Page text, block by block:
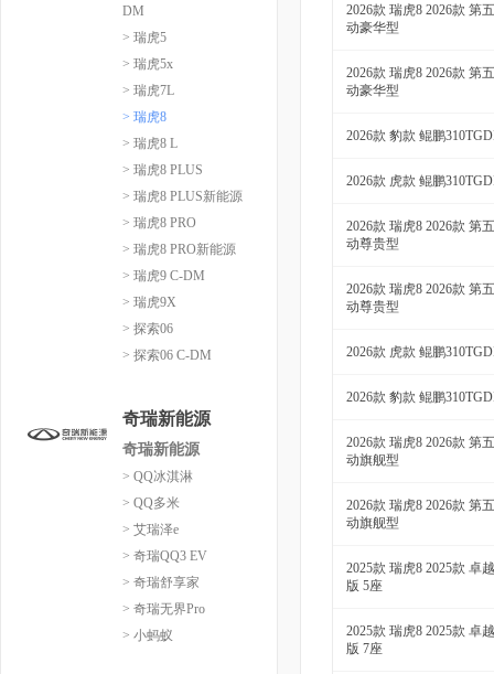
DM
> 瑞虎5
> 瑞虎5x
> 瑞虎7L
> 瑞虎8
> 瑞虎8 L
> 瑞虎8 PLUS
> 瑞虎8 PLUS新能源
> 瑞虎8 PRO
> 瑞虎8 PRO新能源
> 瑞虎9 C-DM
> 瑞虎9X
> 探索06
> 探索06 C-DM
奇瑞新能源
奇瑞新能源
> QQ冰淇淋
> QQ多米
> 艾瑞泽e
> 奇瑞QQ3 EV
> 奇瑞舒享家
> 奇瑞无界Pro
> 小蚂蚁
2026款 瑞虎8 2026款 第
动豪华型
2026款 瑞虎8 2026款 第
动豪华型
2026款 豹款 鲲鹏
2026款 虎款 鲲鹏
2026款 瑞虎8 2026款 第
动尊贵型
2026款 瑞虎8 2026款 第
动尊贵型
2026款 虎款 鲲鹏
2026款 豹款 鲲鹏
2026款 瑞虎8 2026款 第
动旗舰型
2026款 瑞虎8 2026款 第
动旗舰型
2025款 瑞虎8 2025款 卓
版 5座
2025款 瑞虎8 2025款 卓
版 7座